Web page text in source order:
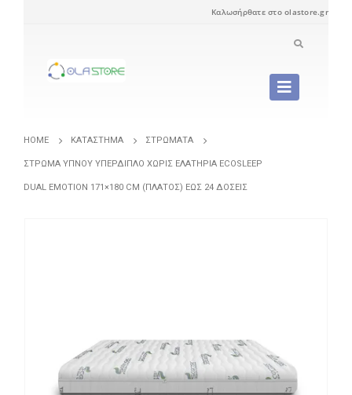
Καλωσήρθατε στο olastore.gr
HOME ΚΑΤΆΣΤΗΜΑ ΣΤΡΏΜΑΤΑ
ΣΤΡΏΜΑ ΎΠΝΟΥ ΥΠΈΡΔΙΠΛΟ ΧΩΡΊΣ ΕΛΑΤΉΡΙΑ ECOSLEEP
DUAL EMOTION 171×180 CM (ΠΛΆΤΟΣ) ΈΩΣ 24 ΔΌΣΕΙΣ